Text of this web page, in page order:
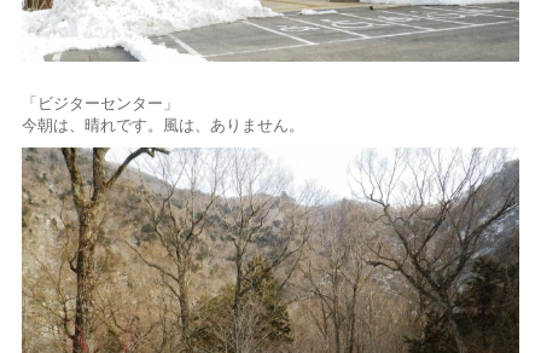
「ビジターセンター」
今朝は、晴れです。風は、ありません。